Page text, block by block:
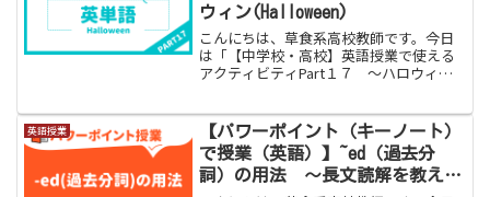
ウィン(Halloween)
こんにちは、草食系高校教師です。今日
は「【中学校・高校】英語授業で使える
アクティビティPart１７ 〜ハロウィン
ゲームを紹介します。ハロウィンについ
ての異文化...
英語授業
【パワーポイント（キーノート）
で授業（英語）】~ed（過去分
詞）の用法 〜長文読解を教え